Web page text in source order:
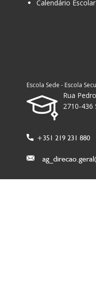
Calendário
Escola Sede - Escola
Rua
2710-436
+351 219 231 880